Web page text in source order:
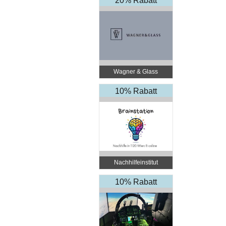
Wagner & Glass
10% Rabatt
Nachhilfeinstitut
BrainStation
10% Rabatt